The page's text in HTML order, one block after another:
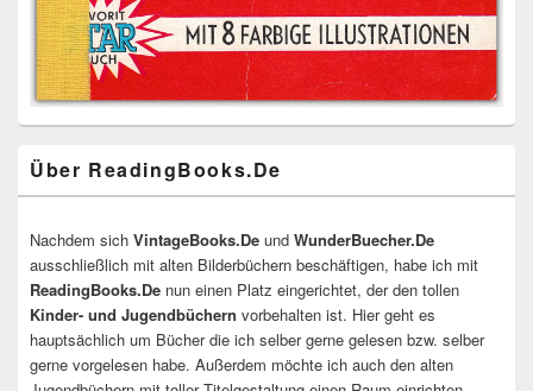
Über ReadingBooks.De
Nachdem sich VintageBooks.De und WunderBuecher.De
ausschließlich mit alten Bilderbüchern beschäftigen, habe ich mit
ReadingBooks.De nun einen Platz eingerichtet, der den tollen
Kinder- und Jugendbüchern vorbehalten ist. Hier geht es
hauptsächlich um Bücher die ich selber gerne gelesen bzw. selber
gerne vorgelesen habe. Außerdem möchte ich auch den alten